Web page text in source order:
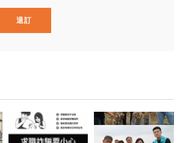
退訂